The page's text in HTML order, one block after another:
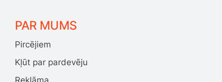
PAR MUMS
Pircējiem
Kļūt par pardevēju
Reklāma